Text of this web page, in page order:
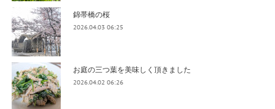
錦帯橋の桜
2026.04.03 06:25
お庭の三つ葉を美味しく頂きました
2026.04.02 06:26